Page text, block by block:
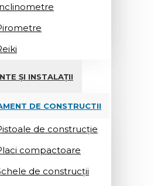
ȘI INSTALAȚII
DE CONSTRUCTII
de construcție
compactoare
de construcții